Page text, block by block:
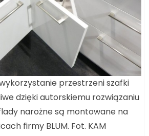
przestrzeni szafki
dzięki autorskiemu rozwiązaniu
narożne są montowane na
firmy BLUM. Fot. KAM